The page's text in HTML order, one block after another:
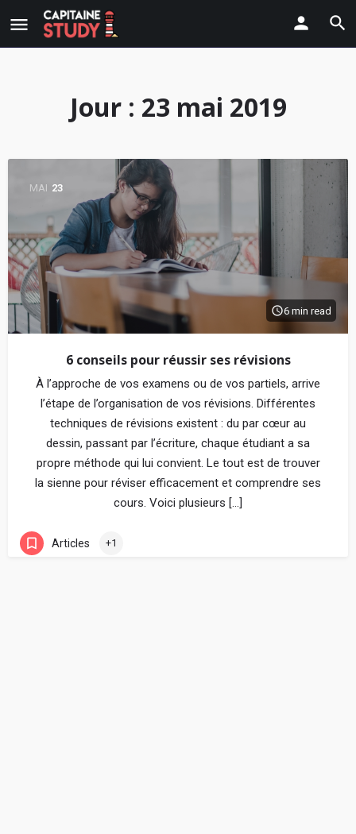
Jour : 23 mai 2019
MAI 23
6 min read
6 conseils pour réussir ses révisions
À l’approche de vos examens ou de vos partiels, arrive
l’étape de l’organisation de vos révisions. Différentes
techniques de révisions existent : du par cœur au
dessin, passant par l’écriture, chaque étudiant a sa
propre méthode qui lui convient. Le tout est de trouver
la sienne pour réviser efficacement et comprendre ses
cours. Voici plusieurs […]
Articles +1